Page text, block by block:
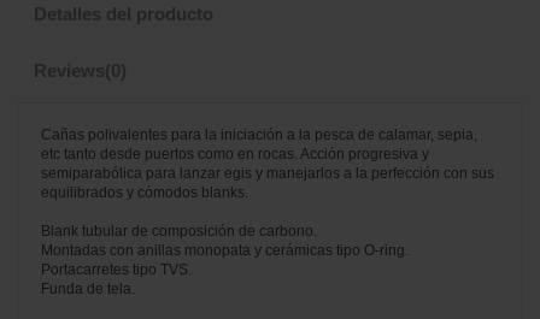
Detalles del producto
Reviews(0)
Cañas polivalentes para la iniciación a la pesca de calamar, sepia,
etc tanto desde puertos como en rocas. Acción progresiva y
semiparabólica para lanzar egis y manejarlos a la perfección con sus
equilibrados y cómodos blanks.
Blank tubular de composición de carbono.
Montadas con anillas monopata y cerámicas tipo O-ring.
Portacarretes tipo TVS.
Funda de tela.